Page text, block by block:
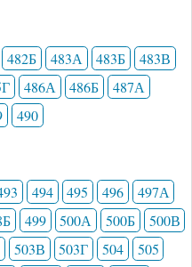
482Б 483А 483Б
483В
486А 486Б
487А
490
494 495 496
497А
499 500А 500Б
500В
503В 503Г 504
505